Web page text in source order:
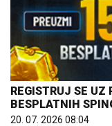
REGISTRUJ SE
BESPLATNIH
20. 07. 2026 08:04